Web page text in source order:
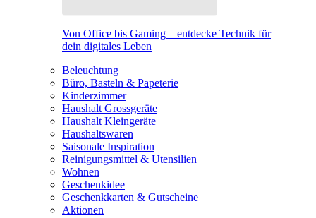
Von Office bis Gaming – entdecke Technik für
dein digitales Leben
Beleuchtung
Büro, Basteln & Papeterie
Kinderzimmer
Haushalt Grossgeräte
Haushalt Kleingeräte
Haushaltswaren
Saisonale Inspiration
Reinigungsmittel & Utensilien
Wohnen
Geschenkidee
Geschenkkarten & Gutscheine
Aktionen